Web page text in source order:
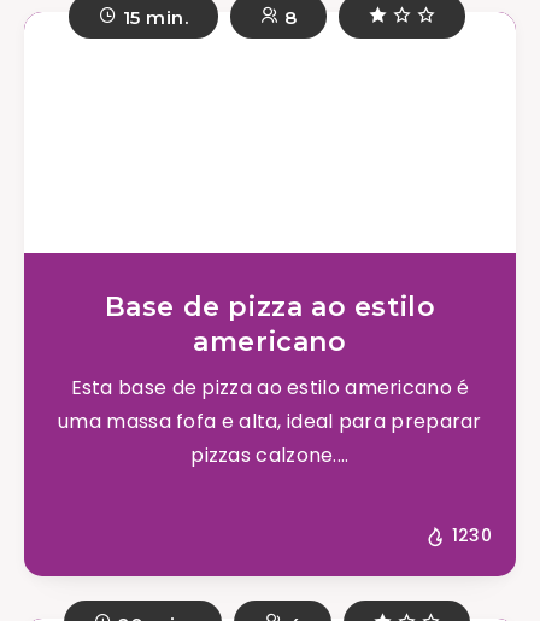
15 min. 8
Base de pizza ao estilo
americano
Esta base de pizza ao estilo americano é
uma massa fofa e alta, ideal para preparar
pizzas calzone....
1230